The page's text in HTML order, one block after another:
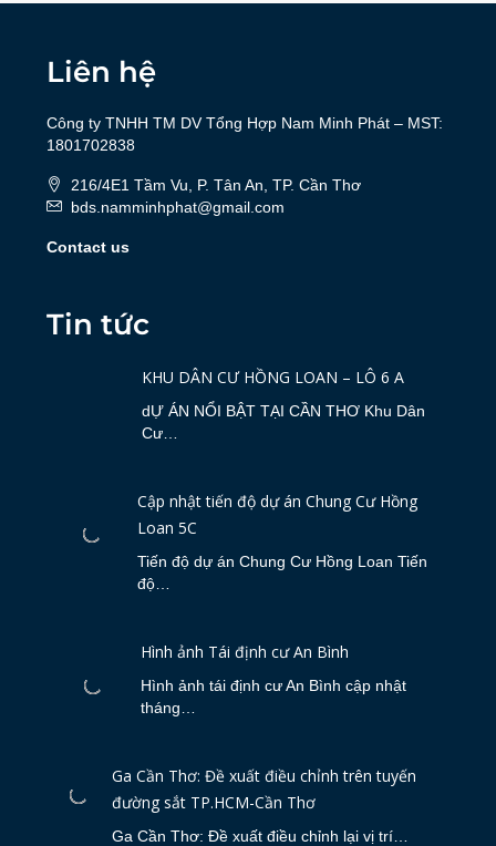
Liên hệ
Công ty TNHH TM DV Tổng Hợp Nam Minh Phát – MST:
1801702838
216/4E1 Tầm Vu, P. Tân An, TP. Cần Thơ
bds.namminhphat@gmail.com
Contact us
Tin tức
KHU DÂN CƯ HỒNG LOAN – LÔ 6 A
dỰ ÁN NỔI BẬT TẠI CẦN THƠ Khu Dân
Cư…
Cập nhật tiến độ dự án Chung Cư Hồng
Loan 5C
Tiến độ dự án Chung Cư Hồng Loan Tiến
độ…
Hình ảnh Tái định cư An Bình
Hình ảnh tái định cư An Bình cập nhật
tháng…
Ga Cần Thơ: Đề xuất điều chỉnh trên tuyến
đường sắt TP.HCM-Cần Thơ
Ga Cần Thơ: Đề xuất điều chỉnh lại vị trí…